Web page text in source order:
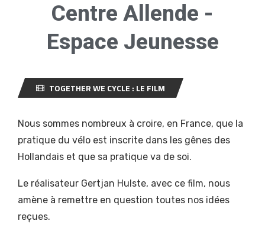
Centre Allende -
Espace Jeunesse
TOGETHER WE CYCLE : LE FILM
Nous sommes nombreux à croire, en France, que la
pratique du vélo est inscrite dans les gênes des
Hollandais et que sa pratique va de soi.
Le réalisateur Gertjan Hulste, avec ce film, nous
amène à remettre en question toutes nos idées
reçues.